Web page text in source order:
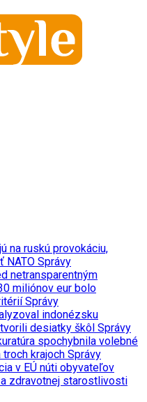
na ruskú provokáciu,
NATO Správy
netransparentným
miliónov eur bolo
Správy
indonézsku
desiatky škôl Správy
spochybnila volebné
krajoch Správy
v EÚ núti obyvateľov
zdravotnej starostlivosti